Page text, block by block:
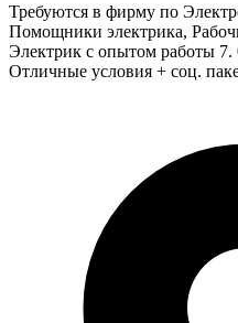
Требуются в фирму по
Помощники электрика,
Электрик с опытом работы 7.
Отличные условия + соц.